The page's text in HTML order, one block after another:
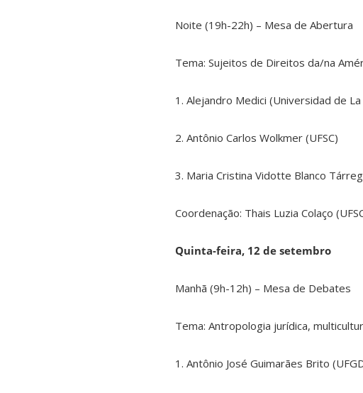
Noite (19h-22h) – Mesa de Abertura
Tema: Sujeitos de Direitos da/na
1. Alejandro Medici (Universidad de
2. Antônio Carlos Wolkmer (UFSC)
3. Maria Cristina Vidotte Blanco
Coordenação: Thais Luzia Colaço
Quinta-feira, 12 de setembro
Manhã (9h-12h) – Mesa de Debates
Tema: Antropologia jurídica,
1. Antônio José Guimarães Brito